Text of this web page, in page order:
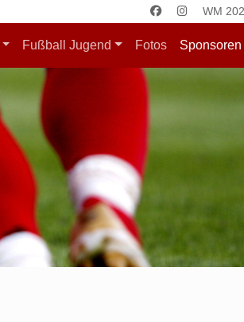
WM
Fußball Jugend Fotos Sponsoren